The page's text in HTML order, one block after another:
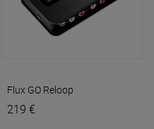
Flux GO Reloop
219 €